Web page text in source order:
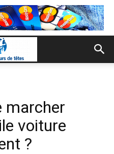
marcher
voiture
?